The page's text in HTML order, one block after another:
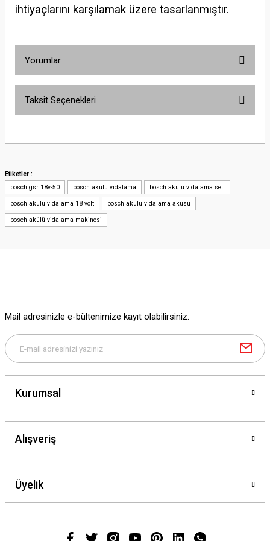
ihtiyaçlarını karşılamak üzere tasarlanmıştır.
Yorumlar
Yorum Yaz
Taksit Seçenekleri
Etiketler :
bosch gsr 18v-50
bosch akülü vidalama bosch akülü vidalama seti
bosch akülü vidalama 18 volt bosch akülü vidalama aküsü
bosch akülü vidalama makinesi
Mail adresinizle e-bültenimize kayıt olabilirsiniz.
Kurumsal
Alışveriş
Üyelik